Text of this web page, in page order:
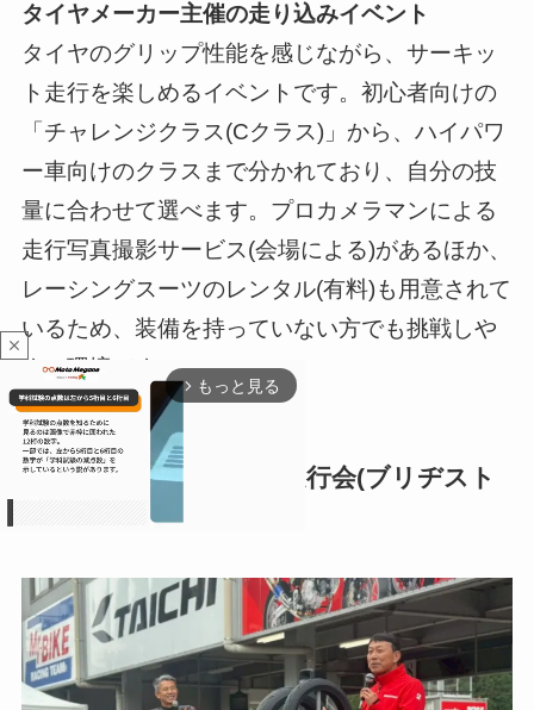
タイヤメーカー主催の走り込みイベント
タイヤのグリップ性能を感じながら、サーキッ
ト走行を楽しめるイベントです。初心者向けの
「チャレンジクラス(Cクラス)」から、ハイパワ
ー車向けのクラスまで分かれており、自分の技
量に合わせて選べます。プロカメラマンによる
走行写真撮影サービス(会場による)があるほか、
レーシングスーツのレンタル(有料)も用意されて
いるため、装備を持っていない方でも挑戦しや
すい環境です。
BATTLAX PRO SHOP 走行会(ブリヂスト
ン)
close
arrow_forward_ios もっと見る
t
e